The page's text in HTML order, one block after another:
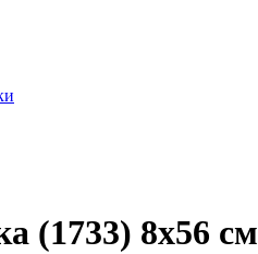
(1733) 8x56 см